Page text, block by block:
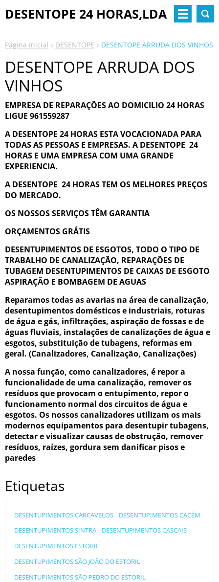
DESENTOPE 24 HORAS,LDA
Página inicial DESENTOPE DESENTOPE ARRUDA DOS VINHOS
DESENTOPE ARRUDA DOS
VINHOS
EMPRESA DE REPARAÇÕES AO DOMICILIO 24 HORAS
LIGUE 961559287
A DESENTOPE 24 HORAS ESTA VOCACIONADA PARA
TODAS AS PESSOAS E EMPRESAS. A DESENTOPE 24
HORAS E UMA EMPRESA COM UMA GRANDE
EXPERIENCIA.
A DESENTOPE 24 HORAS TEM OS MELHORES PREÇOS
DO MERCADO.
OS NOSSOS SERVIÇOS TÊM GARANTIA
ORÇAMENTOS GRÁTIS
DESENTUPIMENTOS DE ESGOTOS, TODO O TIPO DE
TRABALHO DE CANALIZAÇÃO, REPARAÇÕES DE
TUBAGEM DESENTUPIMENTOS DE CAIXAS DE ESGOTO
ASPIRAÇÃO E BOMBAGEM DE AGUAS
Reparamos todas as avarias na área de canalização,
desentupimentos domésticos e industriais, roturas
de água e gás, infiltrações, aspiração de fossas e de
águas fluviais, instalações de canalizações de água e
esgotos, substituição de tubagens, reformas em
geral. (Canalizadores, Canalização, Canalizações)
A nossa função, como canalizadores, é repor a
funcionalidade de uma canalização, remover os
resíduos que provocam o entupimento, repor o
funcionamento normal dos circuitos de água e
esgotos. Os nossos canalizadores utilizam os mais
modernos equipamentos para desentupir tubagens,
detectar e visualizar causas de obstrução, remover
resíduos, raízes, gordura sem danificar pisos e
paredes
Etiquetas
DESENTUPIMENTOS CARCAVELOS
DESENTUPIMENTOS CACÉM
DESENTUPIMENTOS SINTRA
DESENTUPIMENTOS CASCAIS
DESENTUPIMENTOS ESTORIL
DESENTUPIMENTOS SÃO JOÃO DO ESTORIL
DESENTUPIMENTOS SÃO PEDRO DO ESTORIL